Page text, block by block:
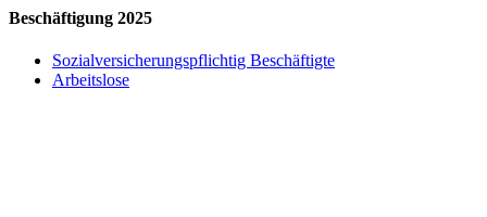
Beschäftigung 2025
Sozialversicherungspflichtig Beschäftigte
Arbeitslose